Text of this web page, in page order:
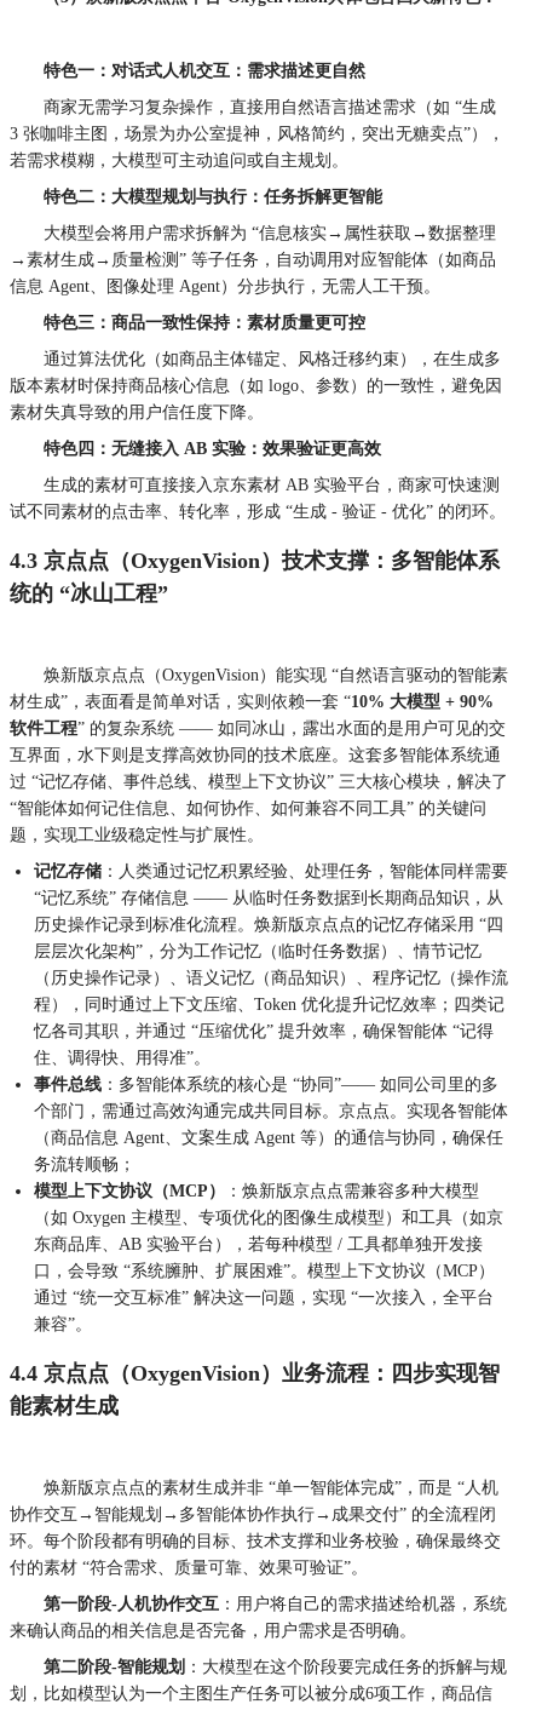
特色一：对话式人机交互：需求描述更自然
商家无需学习复杂操作，直接用自然语言描述需求（如 “生成
3 张咖啡主图，场景为办公室提神，风格简约，突出无糖卖点”），
若需求模糊，大模型可主动追问或自主规划。
特色二：大模型规划与执行：任务拆解更智能
大模型会将用户需求拆解为 “信息核实→属性获取→数据整理
→素材生成→质量检测” 等子任务，自动调用对应智能体（如商品
信息 Agent、图像处理 Agent）分步执行，无需人工干预。
特色三：商品一致性保持：素材质量更可控
通过算法优化（如商品主体锚定、风格迁移约束），在生成多
版本素材时保持商品核心信息（如 logo、参数）的一致性，避免因
素材失真导致的用户信任度下降。
特色四：无缝接入 AB 实验：效果验证更高效
生成的素材可直接接入京东素材 AB 实验平台，商家可快速测
试不同素材的点击率、转化率，形成 “生成 - 验证 - 优化” 的闭环。
4.3 京点点（OxygenVision）技术支撑：多智能体系
统的 “冰山工程”
焕新版京点点 （OxygenVision） 能实现 “自然语言驱动的智能素
材生成”，表面看是简单对话，实则依赖一套 “10% 大模型 + 90%
软件工程” 的复杂系统 —— 如同冰山，露出水面的是用户可见的交
互界面，水下则是支撑高效协同的技术底座。这套多智能体系统通
过 “记忆存储、事件总线、模型上下文协议” 三大核心模块，解决了
“智能体如何记住信息、如何协作、如何兼容不同工具” 的关键问
题，实现工业级稳定性与扩展性。
记忆存储 ：人类通过记忆积累经验、处理任务，智能体同样需要
“记忆系统” 存储信息 —— 从临时任务数据到长期商品知识，从
历史操作记录到标准化流程。焕新版京点点的记忆存储采用 “四
层层次化架构”，分为工作记忆（临时任务数据）、情节记忆
（历史操作记录）、语义记忆（商品知识）、程序记忆（操作流
程），同时通过上下文压缩、Token 优化提升记忆效率；四类记
忆各司其职，并通过 “压缩优化” 提升效率，确保智能体 “记得
住、调得快、用得准”。
事件总线 ：多智能体系统的核心是 “协同”—— 如同公司里的多
个部门，需通过高效沟通完成共同目标。京点点。实现各智能体
（商品信息 Agent、文案生成 Agent 等）的通信与协同，确保任
务流转顺畅；
模型上下文协议（MCP）
： 焕新版京点点需兼容多种大模型
（如 Oxygen 主模型、专项优化的图像生成模型）和工具（如京
东商品库、AB 实验平台），若每种模型 / 工具都单独开发接
口，会导致 “系统臃肿、扩展困难”。模型上下文协议（MCP）
通过 “统一交互标准” 解决这一问题，实现 “一次接入，全平台
兼容”。
4.4 京点点（OxygenVision）业务流程：四步实现智
能素材生成
焕新版京点点的素材生成并非 “单一智能体完成”，而是 “人机
协作交互→智能规划→多智能体协作执行→成果交付” 的全流程闭
环。每个阶段都有明确的目标、技术支撑和业务校验，确保最终交
付的素材 “符合需求、质量可靠、效果可验证”。
第一阶段-人机协作交互 ：用户将自己的需求描述给机器，系统
来确认商品的相关信息是否完备，用户需求是否明确。
第二阶段-智能规划 ：大模型在这个阶段要完成任务的拆解与规
划，比如模型认为一个主图生产任务可以被分成6项工作，商品信